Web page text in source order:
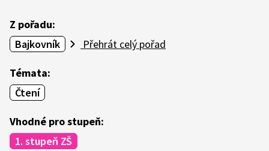
Z pořadu:
Bajkovník
Přehrát celý pořad
Témata:
Čtení
Vhodné pro stupeň:
1. stupeň ZŠ